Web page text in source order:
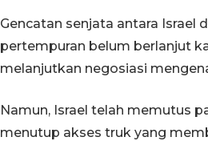
Gencatan senjata antara Israel
pertempuran belum berlanjut
melanjutkan negosiasi
Namun, Israel telah memutus
menutup akses truk yang